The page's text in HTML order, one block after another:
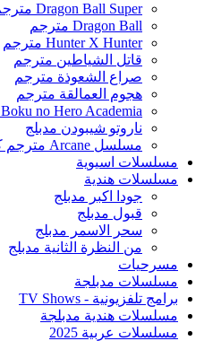
Dragon Ball Super مترجم
Dragon Ball مترجم
Hunter X Hunter مترجم
قاتل الشياطين مترجم
صراع الشعوذة مترجم
هجوم العمالقة مترجم
Boku no Hero Academia مترجم
ناروتو شيبودن مدبلج
مسلسل Arcane مترجم كامل
مسلسلات اسيوية
مسلسلات هندية
جودا اكبر مدبلج
قبول مدبلج
سحر الاسمر مدبلج
من النظرة الثانية مدبلج
مسرحيات
مسلسلات مدبلجة
برامج تلفزيونية - TV Shows
مسلسلات هندية مدبلجة
مسلسلات عربية 2025